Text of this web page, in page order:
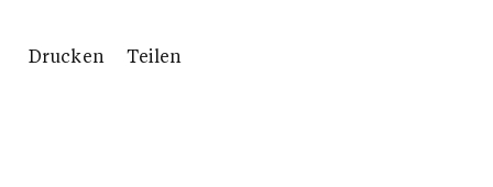
Drucken Teilen